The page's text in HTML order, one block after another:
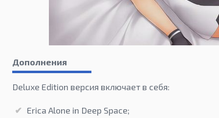
Дополнения
Deluxe Edition версия включает в себя:
Erica Alone in Deep Space;